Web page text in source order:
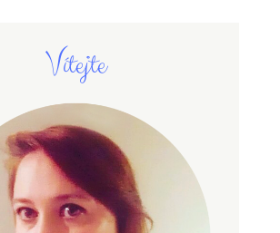
Vítejte